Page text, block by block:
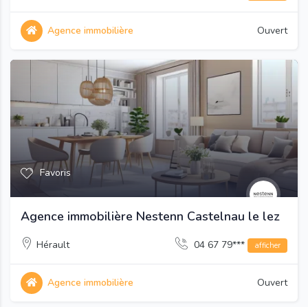
Agence immobilière Ouvert
Favoris
Agence immobilière Nestenn Castelnau le lez
Hérault 04 67 79*** afficher
Agence immobilière Ouvert